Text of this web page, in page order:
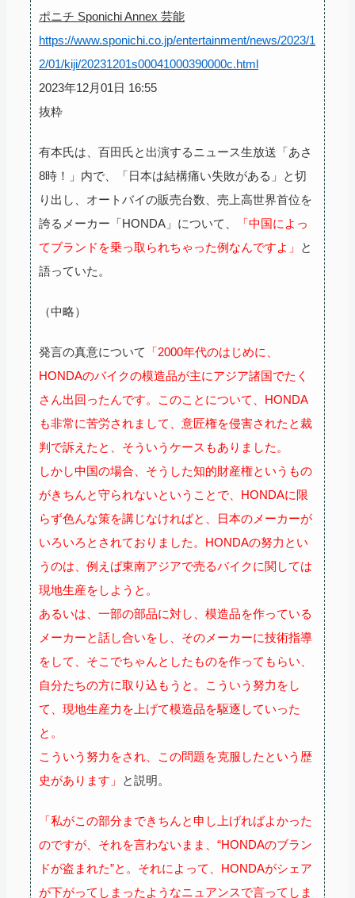
ポニチ Sponichi Annex 芸能
https://www.sponichi.co.jp/entertainment/news/2023/1
2/01/kiji/20231201s00041000390000c.html
2023年12月01日 16:55
抜粋
有本氏は、百田氏と出演するニュース生放送「あさ
8時！」内で、「日本は結構痛い失敗がある」と切
り出し、オートバイの販売台数、売上高世界首位を
誇るメーカー「HONDA」について、
「中国によっ
てブランドを乗っ取られちゃった例なんですよ」
と
語っていた。
（中略）
発言の真意について
「2000年代のはじめに、
HONDAのバイクの模造品が主にアジア諸国でたく
さん出回ったんです。このことについて、HONDA
も非常に苦労されまして、意匠権を侵害されたと裁
判で訴えたと、そういうケースもありました。
しかし中国の場合、そうした知的財産権というもの
がきちんと守られないということで、HONDAに限
らず色んな策を講じなければと、日本のメーカーが
いろいろとされておりました。HONDAの努力とい
うのは、例えば東南アジアで売るバイクに関しては
現地生産をしようと。
あるいは、一部の部品に対し、模造品を作っている
メーカーと話し合いをし、そのメーカーに技術指導
をして、そこでちゃんとしたものを作ってもらい、
自分たちの方に取り込もうと。こういう努力をし
て、現地生産力を上げて模造品を駆逐していった
と。
こういう努力をされ、この問題を克服したという歴
史があります」
と説明。
「私がこの部分まできちんと申し上げればよかった
のですが、それを言わないまま、“HONDAのブラン
ドが盗まれた”と。それによって、HONDAがシェア
が下がってしまったようなニュアンスで言ってしま